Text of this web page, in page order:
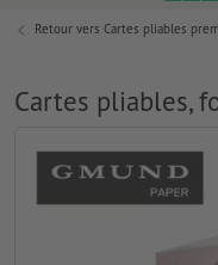
Retour vers Cartes pliables
Cartes pliables,